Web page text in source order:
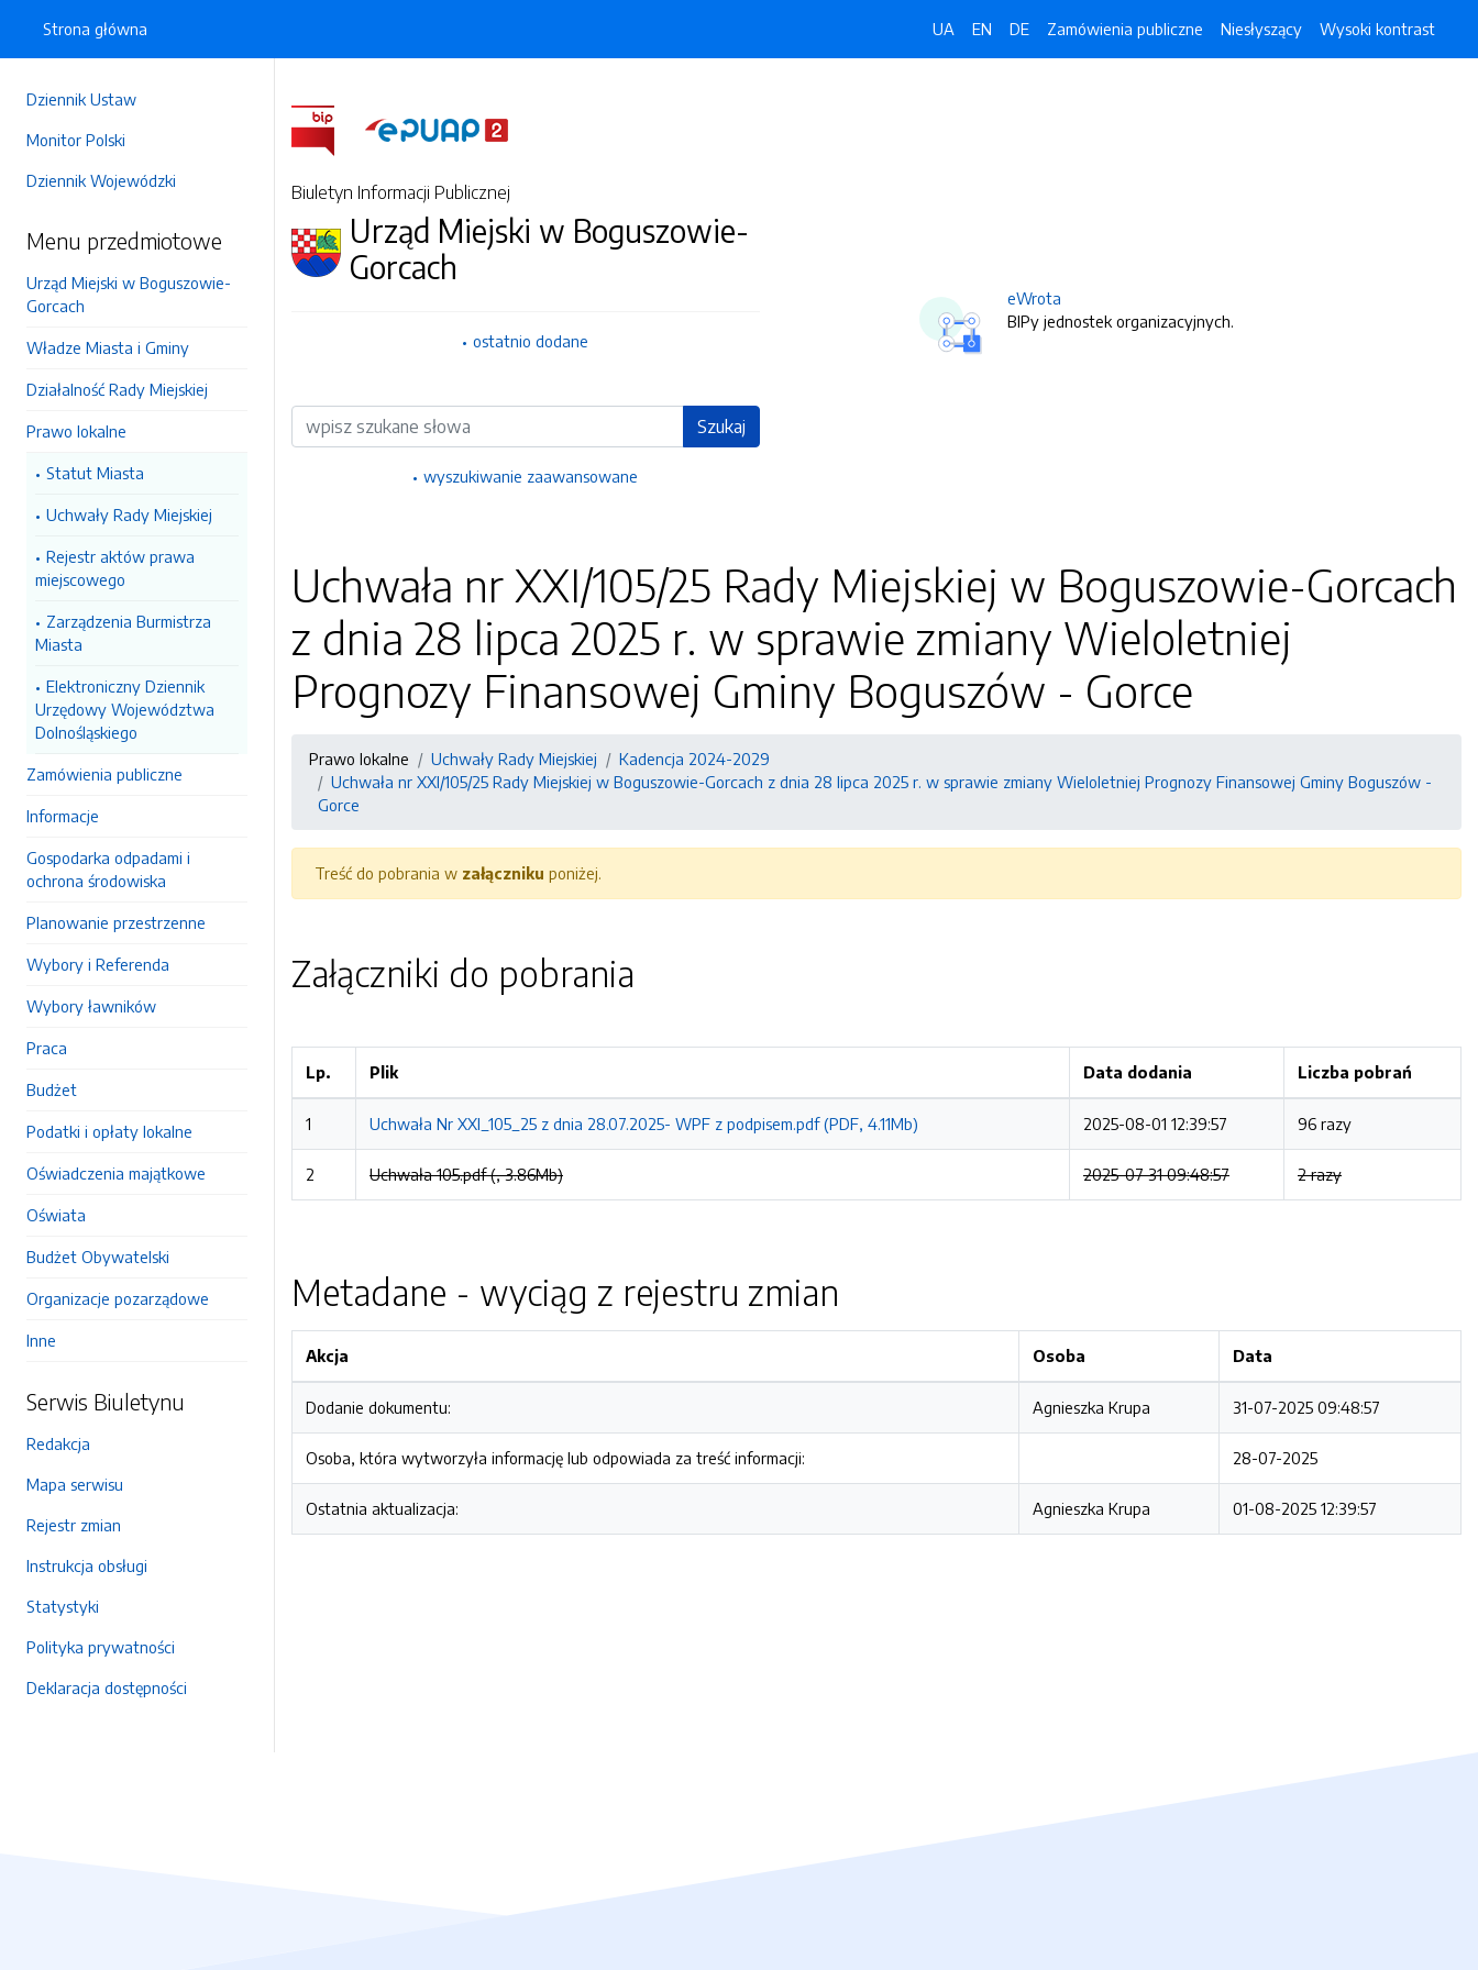
Dziennik Ustaw
Monitor Polski
Dziennik Wojewódzki
Menu przedmiotowe
Urząd Miejski w Boguszowie-
Gorcach
Władze Miasta i Gminy
Działalność Rady Miejskiej
Prawo lokalne
Statut Miasta
Uchwały Rady Miejskiej
Rejestr aktów prawa
miejscowego
Zarządzenia Burmistrza
Miasta
Elektroniczny Dziennik
Urzędowy Województwa
Dolnośląskiego
Zamówienia publiczne
Informacje
Gospodarka odpadami i
ochrona środowiska
Planowanie przestrzenne
Wybory i Referenda
Wybory ławników
Praca
Budżet
Podatki i opłaty lokalne
Oświadczenia majątkowe
Oświata
Budżet Obywatelski
Organizacje pozarządowe
Inne
Serwis Biuletynu
Redakcja
Mapa serwisu
Rejestr zmian
Instrukcja obsługi
Statystyki
Polityka prywatności
Deklaracja dostępności
Strona główna UA EN DE Zamówienia publiczne Niesłyszący Wysoki kontrast
Biuletyn Informacji Publicznej
Urząd Miejski w Boguszowie-
Gorcach
ostatnio dodane
Wyszukiwarka Szukaj
wyszukiwanie zaawansowane
eWrota
BIPy jednostek organizacyjnych.
Uchwała nr XXI/105/25 Rady Miejskiej w Boguszowie-Gorcach
z dnia 28 lipca 2025 r. w sprawie zmiany Wieloletniej
Prognozy Finansowej Gminy Boguszów - Gorce
Prawo lokalne Uchwały Rady Miejskiej
Kadencja 2024-2029
Uchwała nr XXI/105/25 Rady Miejskiej w Boguszowie-Gorcach z dnia 28 lipca 2025 r. w sprawie zmiany Wieloletniej Prognozy Finansowej Gminy Boguszów -
Gorce
Treść do pobrania w załączniku poniżej.
Załączniki do pobrania
Lp. Plik Data dodania Liczba pobrań
1 Uchwała Nr XXI_105_25 z dnia 28.07.2025- WPF z podpisem.pdf (PDF, 4.11Mb) 2025-08-01 12:39:57 96 razy
2 Uchwała 105.pdf (, 3.86Mb) 2025-07-31 09:48:57 2 razy
Metadane - wyciąg z rejestru zmian
Akcja Osoba Data
Dodanie dokumentu: Agnieszka Krupa 31-07-2025 09:48:57
Osoba, która wytworzyła informację lub odpowiada za treść informacji: 28-07-2025
Ostatnia aktualizacja: Agnieszka Krupa 01-08-2025 12:39:57